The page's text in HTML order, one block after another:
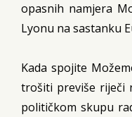
opasnih namjera
Lyonu na sastanku
Kada spojite
trošiti previše riječi
političkom skupu